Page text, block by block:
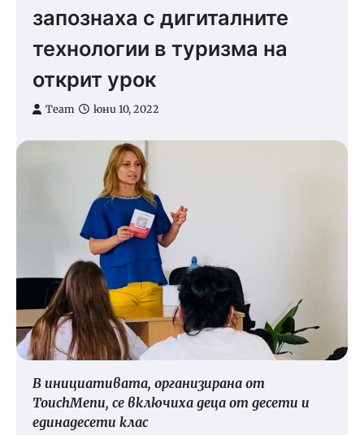
запознаха с дигиталните
технологии в туризма на
открит урок
Team юни 10, 2022
В инициативата, организирана от
TouchMenu, се включиха деца от десети и
единадесети клас